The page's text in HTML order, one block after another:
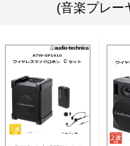
(音楽プレー